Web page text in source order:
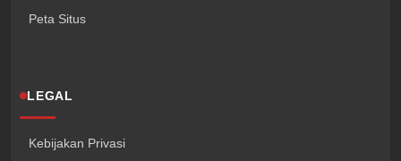
Peta Situs
LEGAL
Kebijakan Privasi